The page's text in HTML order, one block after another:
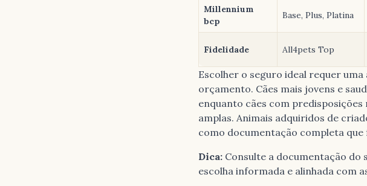
Millennium
bcp
Base, Plus, Platina
Fidelidade All4pets Top
Escolher o seguro ideal requer uma
orçamento. Cães mais jovens e
enquanto cães com
amplas. Animais adquiridos de
como documentação completa
Dica: Consulte a documentação do
escolha informada e alinhada com